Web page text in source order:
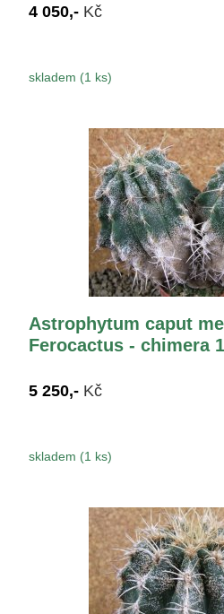
4 050,- Kč
skladem (1 ks)
Astrophytum caput
Ferocactus - chimera
5 250,- Kč
skladem (1 ks)